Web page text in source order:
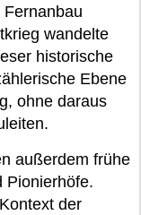
wandelte
historische
Ebene
ohne daraus
außerdem frühe
Pionierhöfe.
der